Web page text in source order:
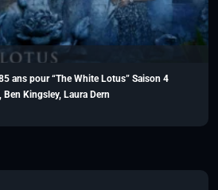
ans pour “The White Lotus” Saison 4
Ben Kingsley, Laura Dern